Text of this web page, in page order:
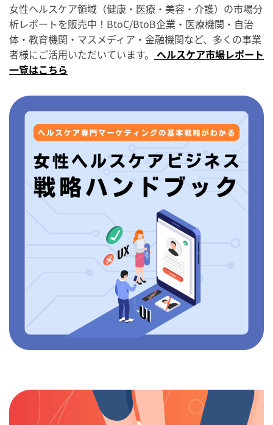
女性ヘルスケア領域（健康・医療・美容・介護）の市場分
析レポートを販売中！BtoC/BtoB企業・医療機関・自治
体・教育機関・マスメディア・金融機関など、多くの事業
者様にご活用いただいています。 ヘルスケア市場レポート
一覧はこちら